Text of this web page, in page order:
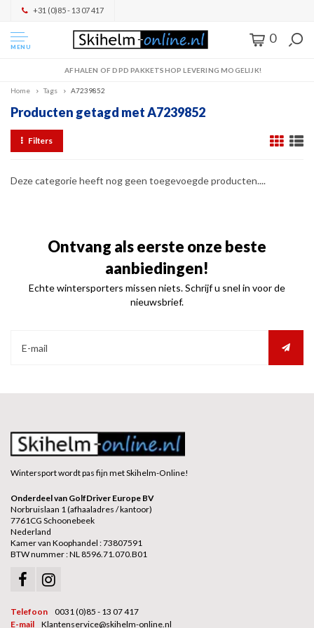
+31 (0)85 - 13 07 417
MENU
0
AFHALEN OF DPD PAKKETSHOP LEVERING MOGELIJK!
Home Tags A7239852
Producten getagd met A7239852
Filters
Deze categorie heeft nog geen toegevoegde producten....
Ontvang als eerste onze beste
aanbiedingen!
Echte wintersporters missen niets. Schrijf u snel in voor de
nieuwsbrief.
Wintersport wordt pas fijn met Skihelm-Online!
Onderdeel van GolfDriver Europe BV
Norbruislaan 1 (afhaaladres / kantoor)
7761CG Schoonebeek
Nederland
Kamer van Koophandel : 73807591
BTW nummer : NL 8596.71.070.B01
Telefoon
0031 (0)85 - 13 07 417
E-mail
Klantenservice@skihelm-online.nl